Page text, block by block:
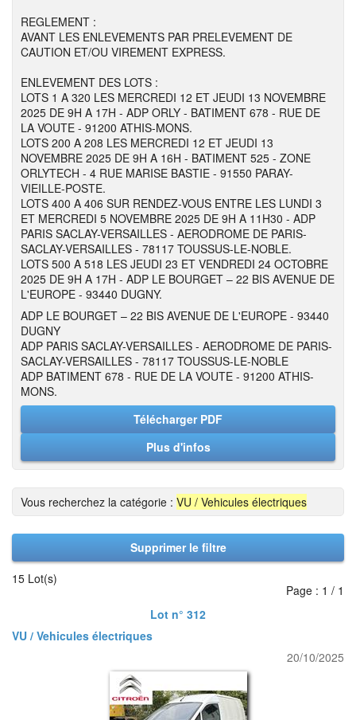
REGLEMENT :
AVANT LES ENLEVEMENTS PAR PRELEVEMENT DE
CAUTION ET/OU VIREMENT EXPRESS.
ENLEVEMENT DES LOTS :
LOTS 1 A 320 LES MERCREDI 12 ET JEUDI 13 NOVEMBRE
2025 DE 9H A 17H - ADP ORLY - BATIMENT 678 - RUE DE
LA VOUTE - 91200 ATHIS-MONS.
LOTS 200 A 208 LES MERCREDI 12 ET JEUDI 13
NOVEMBRE 2025 DE 9H A 16H - BATIMENT 525 - ZONE
ORLYTECH - 4 RUE MARISE BASTIE - 91550 PARAY-
VIEILLE-POSTE.
LOTS 400 A 406 SUR RENDEZ-VOUS ENTRE LES LUNDI 3
ET MERCREDI 5 NOVEMBRE 2025 DE 9H A 11H30 - ADP
PARIS SACLAY-VERSAILLES - AERODROME DE PARIS-
SACLAY-VERSAILLES - 78117 TOUSSUS-LE-NOBLE.
LOTS 500 A 518 LES JEUDI 23 ET VENDREDI 24 OCTOBRE
2025 DE 9H A 17H - ADP LE BOURGET – 22 BIS AVENUE DE
L'EUROPE - 93440 DUGNY.
ADP LE BOURGET – 22 BIS AVENUE DE L'EUROPE - 93440
DUGNY
ADP PARIS SACLAY-VERSAILLES - AERODROME DE PARIS-
SACLAY-VERSAILLES - 78117 TOUSSUS-LE-NOBLE
ADP BATIMENT 678 - RUE DE LA VOUTE - 91200 ATHIS-
MONS.
Télécharger PDF
Plus d'infos
Vous recherchez la catégorie : VU / Vehicules électriques
Supprimer le filtre
15 Lot(s)
Page : 1 / 1
Lot n° 312
VU / Vehicules électriques
20/10/2025